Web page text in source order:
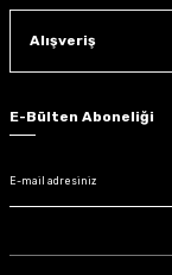
Alışveriş
E-Bülten Aboneliği